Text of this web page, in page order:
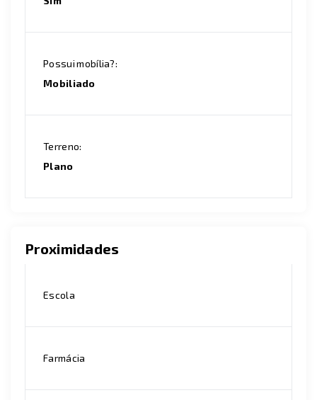
Possui mobília?:
Mobiliado
Terreno:
Plano
Proximidades
Escola
Farmácia